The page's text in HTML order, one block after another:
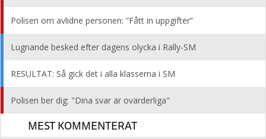
Polisen om avlidne personen: ”Fått in uppgifter”
Lugnande besked efter dagens olycka i Rally-SM
RESULTAT: Så gick det i alla klasserna i SM
Polisen ber dig: "Dina svar är ovärderliga"
MEST KOMMENTERAT